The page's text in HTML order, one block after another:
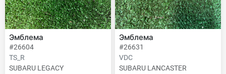
Эмблема
#26604
TS_R
SUBARU LEGACY
Эмблема
#26631
VDC
SUBARU LANCASTER